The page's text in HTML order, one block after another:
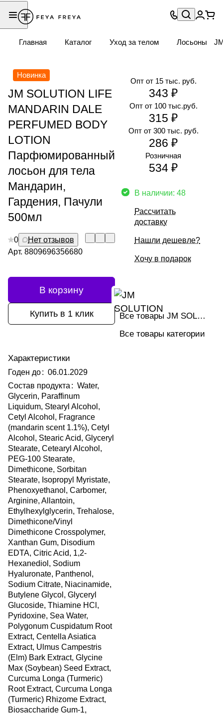
Главная Каталог Уход за телом Лосьоны
Новинка
JM SOLUTION LIFE
MANDARIN DALE
PERFUMED BODY
LOTION
Парфюмированный
лосьон для тела
Мандарин,
Гардения, Пачули
500мл
0
Нет отзывов
Арт. 8809696356680
В корзину
Купить в 1 клик
Характеристики
Годен до: 06.01.2029
Состав продукта : Water,
Glycerin, Paraffinum
Liquidum, Stearyl Alcohol,
Cetyl Alcohol, Fragrance
(mandarin scent 1.1%), Cetyl
Alcohol, Stearic Acid, Glyceryl
Stearate, Cetearyl Alcohol,
PEG-100 Stearate,
Dimethicone, Sorbitan
Stearate, Isopropyl Myristate,
Phenoxyethanol, Carbomer,
Arginine, Allantoin,
Ethylhexylglycerin, Trehalose,
Dimethicone/Vinyl
Dimethicone Crosspolymer,
Xanthan Gum, Disodium
EDTA, Citric Acid, 1,2-
Hexanediol, Sodium
Hyaluronate, Panthenol,
Sodium Citrate, Niacinamide,
Butylene Glycol, Glyceryl
Glucoside, Thiamine HCl,
Pyridoxine, Sea Water,
Polygonum Cuspidatum Root
Extract, Centella Asiatica
Extract, Ulmus Campestris
(Elm) Bark Extract, Glycine
Max (Soybean) Seed Extract,
Curcuma Longa (Turmeric)
Root Extract, Curcuma Longa
(Turmeric) Rhizome Extract,
Biosaccharide Gum-1,
Опт от 300 тыс. руб.
286 ₽
Опт от 15 тыс. руб.
343 ₽
Опт от 100 тыс.руб.
315 ₽
Розничная
534 ₽
В наличии: 48
Рассчитать
доставку
Нашли дешевле?
Хочу в подарок
Все товары JM SOLUTION
Все товары категории